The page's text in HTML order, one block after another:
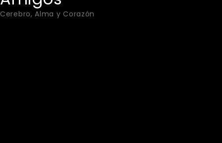
Cerebro, Alma y Corazón